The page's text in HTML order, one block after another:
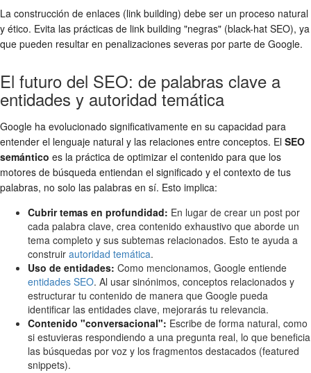
La construcción de enlaces (link building) debe ser un proceso natural
y ético. Evita las prácticas de link building "negras" (black-hat SEO), ya
que pueden resultar en penalizaciones severas por parte de Google.
El futuro del SEO: de palabras clave a
entidades y autoridad temática
Google ha evolucionado significativamente en su capacidad para
entender el lenguaje natural y las relaciones entre conceptos. El SEO
semántico es la práctica de optimizar el contenido para que los
motores de búsqueda entiendan el significado y el contexto de tus
palabras, no solo las palabras en sí. Esto implica:
Cubrir temas en profundidad: En lugar de crear un post por
cada palabra clave, crea contenido exhaustivo que aborde un
tema completo y sus subtemas relacionados. Esto te ayuda a
construir autoridad temática.
Uso de entidades: Como mencionamos, Google entiende
entidades SEO. Al usar sinónimos, conceptos relacionados y
estructurar tu contenido de manera que Google pueda
identificar las entidades clave, mejorarás tu relevancia.
Contenido "conversacional": Escribe de forma natural, como
si estuvieras respondiendo a una pregunta real, lo que beneficia
las búsquedas por voz y los fragmentos destacados (featured
snippets).